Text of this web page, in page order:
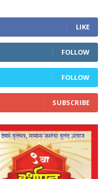
LIKE
FOLLOW
FOLLOW
SUBSCRIBE